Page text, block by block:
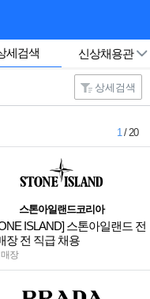
세검색 신상채용관
상세검색
1/ 20
스톤아일랜드코리아
ISLAND] 스톤아일랜드 전
장 전 직급 채용
장